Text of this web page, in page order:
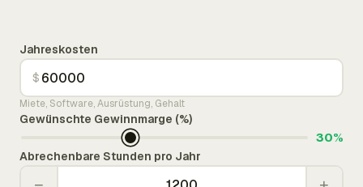
Jahreskosten
$
Miete, Software, Ausrüstung, Gehalt
Gewünschte Gewinnmarge (%)
30%
Abrechenbare Stunden pro Jahr